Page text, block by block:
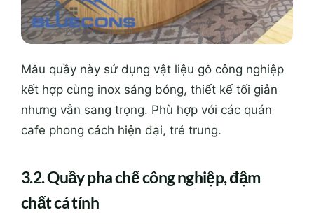
Mẫu quầy này sử dụng vật liệu gỗ công nghiệp
kết hợp cùng inox sáng bóng, thiết kế tối giản
nhưng vẫn sang trọng. Phù hợp với các quán
cafe phong cách hiện đại, trẻ trung.
3.2. Quầy pha chế công nghiệp, đậm
chất cá tính